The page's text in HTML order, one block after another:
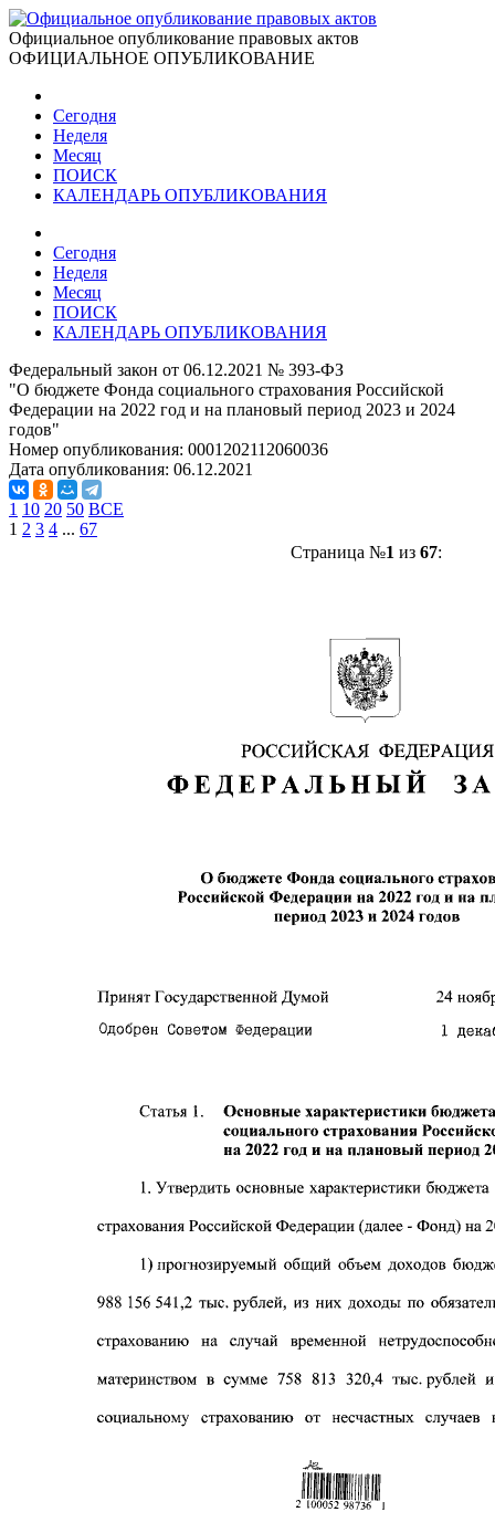
Официальное опубликование правовых актов
ОФИЦИАЛЬНОЕ ОПУБЛИКОВАНИЕ
Сегодня
Неделя
Месяц
ПОИСК
КАЛЕНДАРЬ ОПУБЛИКОВАНИЯ
Сегодня
Неделя
Месяц
ПОИСК
КАЛЕНДАРЬ ОПУБЛИКОВАНИЯ
Федеральный закон от 06.12.2021 № 393-ФЗ
"О бюджете Фонда социального страхования Российской
Федерации на 2022 год и на плановый период 2023 и 2024
годов"
Номер опубликования: 0001202112060036
Дата опубликования: 06.12.2021
1 10 20 50 ВСЕ
1 2 3 4 ... 67
Страница №1 из 67: